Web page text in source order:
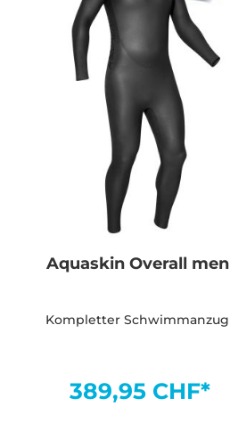
Aquaskin Overall men
Kompletter Schwimmanzug
389,95 CHF*